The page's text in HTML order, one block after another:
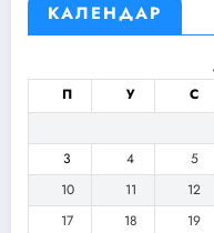
КАЛЕНДАР
П
У С
3
4 5
10
11 12
17
18 19